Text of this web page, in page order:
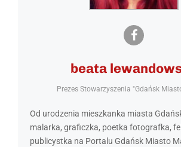
beata
Prezes Stowarzyszenia "Gdańsk
Od urodzenia mieszkanka miasta
malarka, graficzka, poetka fotografka,
publicystka na Portalu Gdańsk Miasto